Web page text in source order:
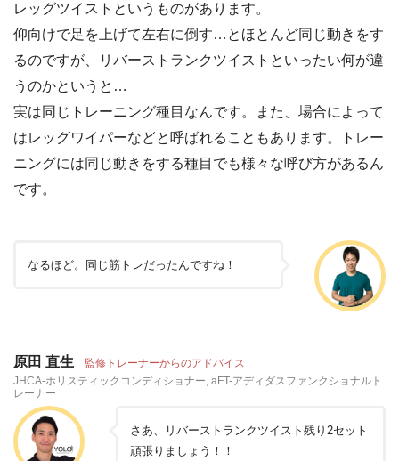
レッグツイストというものがあります。
仰向けで足を上げて左右に倒す…とほとんど同じ動きをす
るのですが、リバーストランクツイストといったい何が違
うのかというと…
実は同じトレーニング種目なんです。また、場合によって
はレッグワイパーなどと呼ばれることもあります。トレー
ニングには同じ動きをする種目でも様々な呼び方があるん
です。
なるほど。同じ筋トレだったんですね！
原田 直生 監修トレーナーからのアドバイス
JHCA-ホリスティックコンディショナー, aFT-アディダスファンクショナルト
レーナー
さあ、リバーストランクツイスト残り2セット
頑張りましょう！！